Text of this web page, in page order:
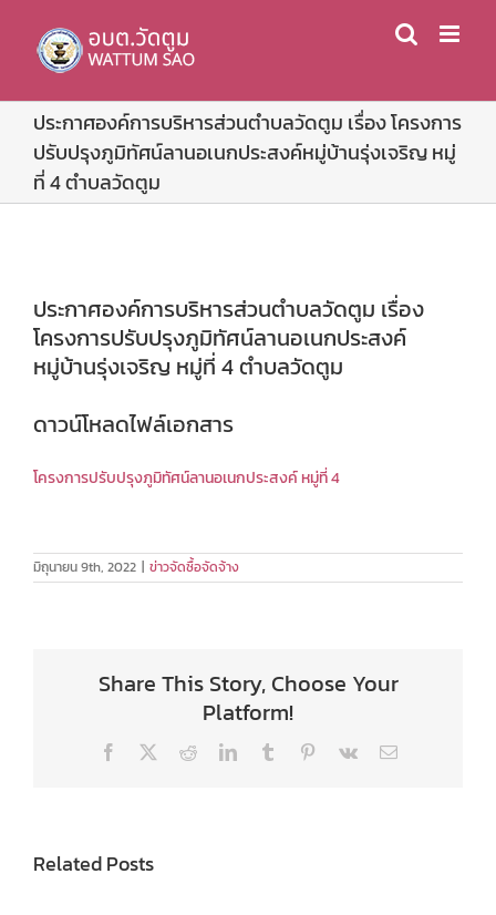
content
ประกาศองค์การบริหารส่วนตำบลวัดตูม เรื่อง โครงการ
ปรับปรุงภูมิทัศน์ลานอเนกประสงค์หมู่บ้านรุ่งเจริญ หมู่
ที่ 4 ตำบลวัดตูม
ประกาศองค์การบริหารส่วนตำบลวัดตูม เรื่อง
โครงการปรับปรุงภูมิทัศน์ลานอเนกประสงค์
หมู่บ้านรุ่งเจริญ หมู่ที่ 4 ตำบลวัดตูม
ดาวน์โหลดไฟล์เอกสาร
โครงการปรับปรุงภูมิทัศน์ลานอเนกประสงค์ หมู่ที่ 4
มิถุนายน 9th, 2022 | ข่าวจัดซื้อจัดจ้าง
Share This Story, Choose Your
Platform!
Facebook RedditLinkedInTumblr Pinterest
Vk Email
Related Posts